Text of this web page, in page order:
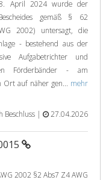
8. April 2024 wurde der
gemäß § 62
2002) untersagt, die
- bestehend aus der
Aufgabetrichter und
Förderbänder - am
auf näher gen... mehr
Beschluss | 27.04.2026
2002 §2 Abs7 Z4 AWG